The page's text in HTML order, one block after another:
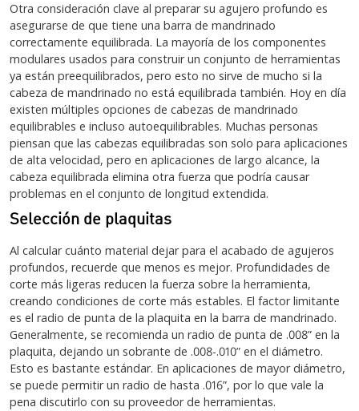
Otra consideración clave al preparar su agujero profundo es
asegurarse de que tiene una barra de mandrinado
correctamente equilibrada. La mayoría de los componentes
modulares usados para construir un conjunto de herramientas
ya están preequilibrados, pero esto no sirve de mucho si la
cabeza de mandrinado no está equilibrada también. Hoy en día
existen múltiples opciones de cabezas de mandrinado
equilibrables e incluso autoequilibrables. Muchas personas
piensan que las cabezas equilibradas son solo para aplicaciones
de alta velocidad, pero en aplicaciones de largo alcance, la
cabeza equilibrada elimina otra fuerza que podría causar
problemas en el conjunto de longitud extendida.
Selección de plaquitas
Al calcular cuánto material dejar para el acabado de agujeros
profundos, recuerde que menos es mejor. Profundidades de
corte más ligeras reducen la fuerza sobre la herramienta,
creando condiciones de corte más estables. El factor limitante
es el radio de punta de la plaquita en la barra de mandrinado.
Generalmente, se recomienda un radio de punta de .008” en la
plaquita, dejando un sobrante de .008-.010” en el diámetro.
Esto es bastante estándar. En aplicaciones de mayor diámetro,
se puede permitir un radio de hasta .016”, por lo que vale la
pena discutirlo con su proveedor de herramientas.